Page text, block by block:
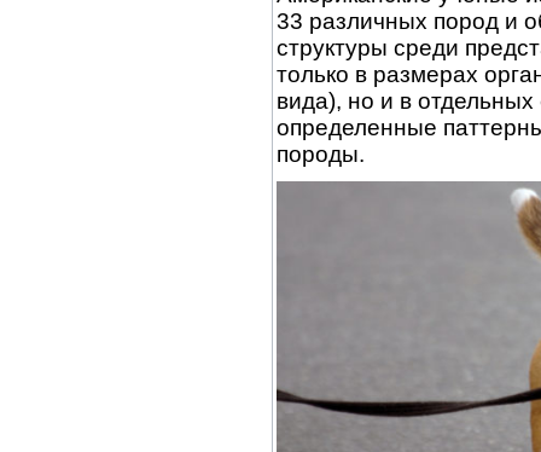
33 различных пород и
структуры среди
только в размерах
вида), но и в отдельных
определенные
породы.